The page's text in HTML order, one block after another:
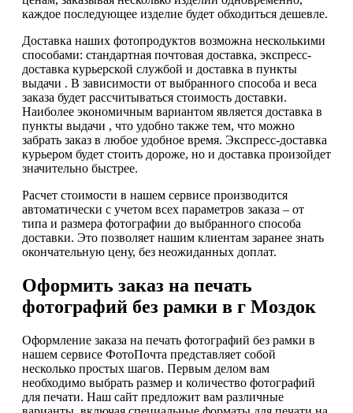
каждое последующее изделие будет обходиться дешевле.
Доставка наших фотопродуктов возможна несколькими
способами: стандартная почтовая доставка, экспресс-
доставка курьерской службой и доставка в пункты
выдачи . В зависимости от выбранного способа и веса
заказа будет рассчитываться стоимость доставки.
Наиболее экономичным вариантом является доставка в
пункты выдачи , что удобно также тем, что можно
забрать заказ в любое удобное время. Экспресс-доставка
курьером будет стоить дороже, но и доставка произойдет
значительно быстрее.
Расчет стоимости в нашем сервисе производится
автоматически с учетом всех параметров заказа – от
типа и размера фотографии до выбранного способа
доставки. Это позволяет нашим клиентам заранее знать
окончательную цену, без неожиданных доплат.
Оформить заказ на печать
фотографий без рамки в г Моздок
Оформление заказа на печать фотографий без рамки в
нашем сервисе ФотоПочта представляет собой
несколько простых шагов. Первым делом вам
необходимо выбрать размер и количество фотографий
для печати. Наш сайт предложит вам различные